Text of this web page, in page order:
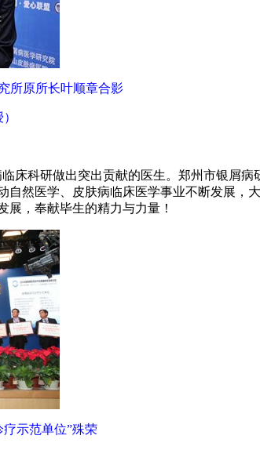
所原所长叶顺章合影
床科研做出突出贡献的医生。郑州市银屑病
然医学、皮肤病临床医学事业不断发展，
，奉献毕生的精力与力量！
示范单位”殊荣